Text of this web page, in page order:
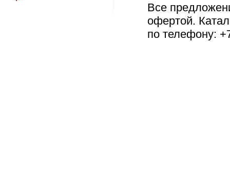
Все
офертой.
по телефону: